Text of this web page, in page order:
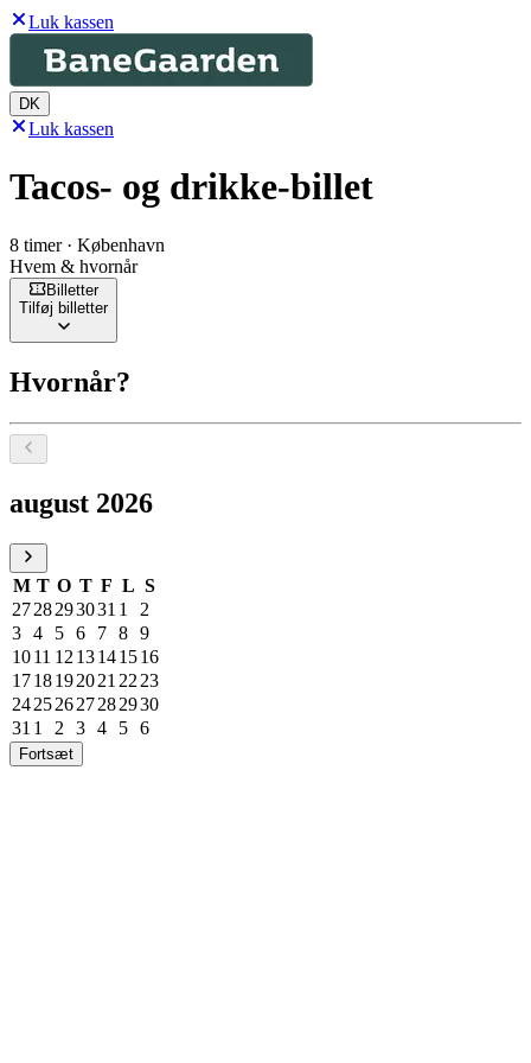
Luk kassen
DK
Luk kassen
Tacos- og drikke-billet
8 timer · København
Hvem & hvornår
Billetter
Tilføj billetter
Hvornår?
Vælg en dato, august 2026
august 2026
M T O T F L S
2728293031 1
2
3 4 5 6 7 8 9
1011 12 13141516
1718192021 22 23
24252627282930
31 1 2 3 4 5 6
Fortsæt